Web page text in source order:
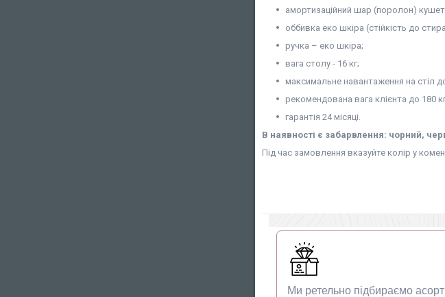
амортизаційний шар (поролон)
оббивка еко шкіра (стійкість до
ручка – еко шкіра;
вага столу - 16 кг;
максимальне навантаження на стіл
рекомендована вага клієнта до 180
гарантія 24 місяці.
В наявності є забарвлення: чорний,
Під час замовлення вказуйте колір у
Ми ретельно підбираємо